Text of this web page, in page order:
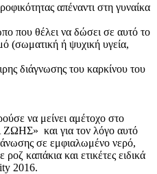
απέναντι στη γυναίκα
που θέλει να δώσει σε αυτό το
(σωματική ή ψυχική υγεία,
διάγνωσης του καρκίνου του
να μείνει αμέτοχο στο
και για τον λόγο αυτό
σε εμφιαλωμένο νερό,
ροζ καπάκια και ετικέτες ειδικά
2016.